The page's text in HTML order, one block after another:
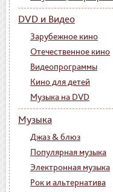
DVD и Видео
Зарубежное кино
Отечественное кино
Видеопрограммы
Кино для детей
Музыка на DVD
Музыка
Джаз & блюз
Популярная музыка
Электронная музыка
Рок и альтернатива